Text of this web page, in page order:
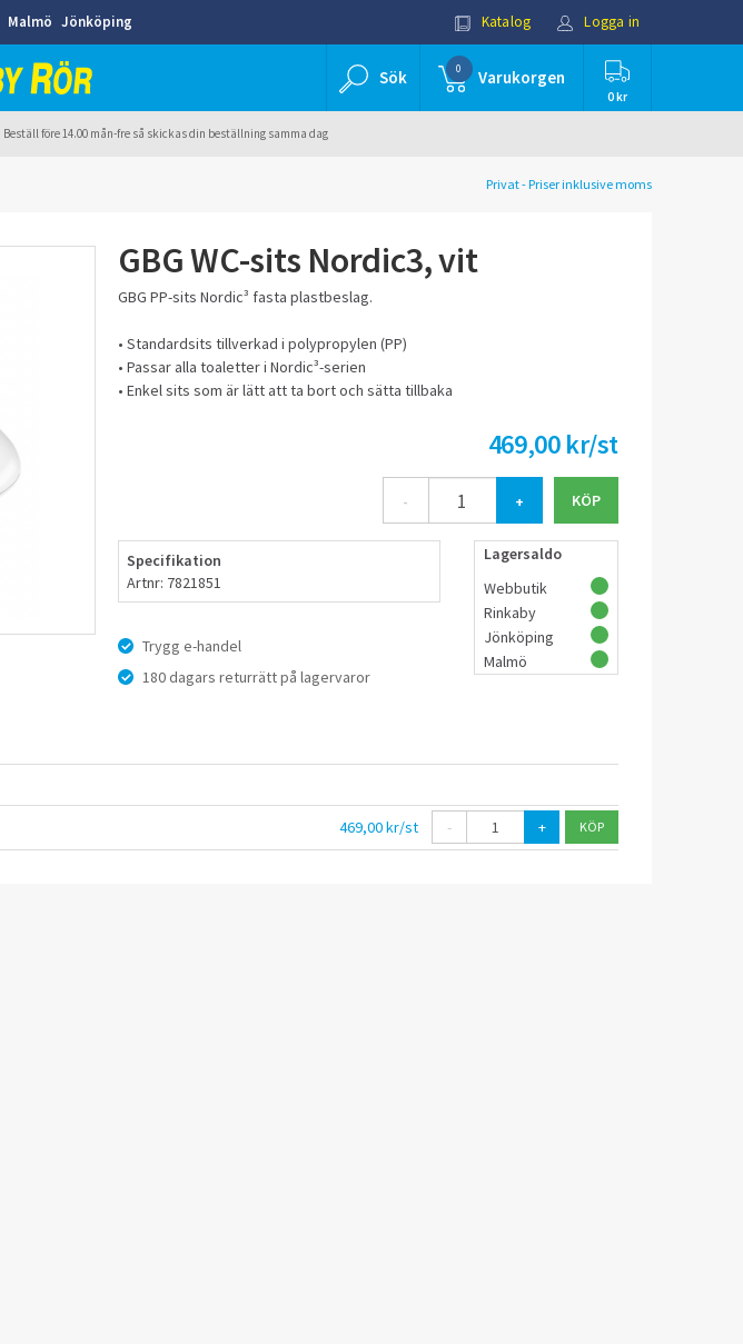
Malmö Jönköping Katalog Logga in
Sök 0 Varukorgen
0 kr
Beställ före 14.00 mån-fre så skickas din beställning samma dag
Privat - Priser inklusive moms
GBG WC-sits Nordic3, vit
GBG PP-sits Nordic³ fasta plastbeslag.
• Standardsits tillverkad i polypropylen (PP)
• Passar alla toaletter i Nordic³-serien
• Enkel sits som är lätt att ta bort och sätta tillbaka
469,00 kr/st
- +
Specifikation
Artnr: 7821851
Trygg e-handel
180 dagars returrätt på lagervaror
Lagersaldo
Webbutik
Rinkaby
Jönköping
Malmö
469,00 kr/st - +